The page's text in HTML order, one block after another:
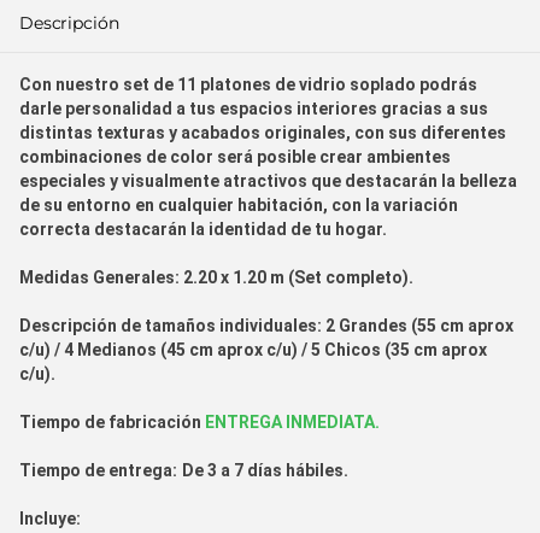
Descripción
Con nuestro set de 11 platones de vidrio soplado podrás
darle personalidad a tus espacios interiores gracias a sus
distintas texturas y acabados originales, con sus diferentes
combinaciones de color será posible crear ambientes
especiales y visualmente atractivos que destacarán la belleza
de su entorno en cualquier habitación, con la variación
correcta destacarán la identidad de tu hogar.
Medidas Generales: 2.20 x 1.20 m (Set completo).
Descripción de tamaños individuales: 2 Grandes (55 cm aprox
c/u) / 4 Medianos (45 cm aprox c/u) / 5 Chicos (35 cm aprox
c/u).
Tiempo de fabricación ENTREGA INMEDIATA.
Tiempo de entrega: De 3 a 7 días hábiles.
Incluye: